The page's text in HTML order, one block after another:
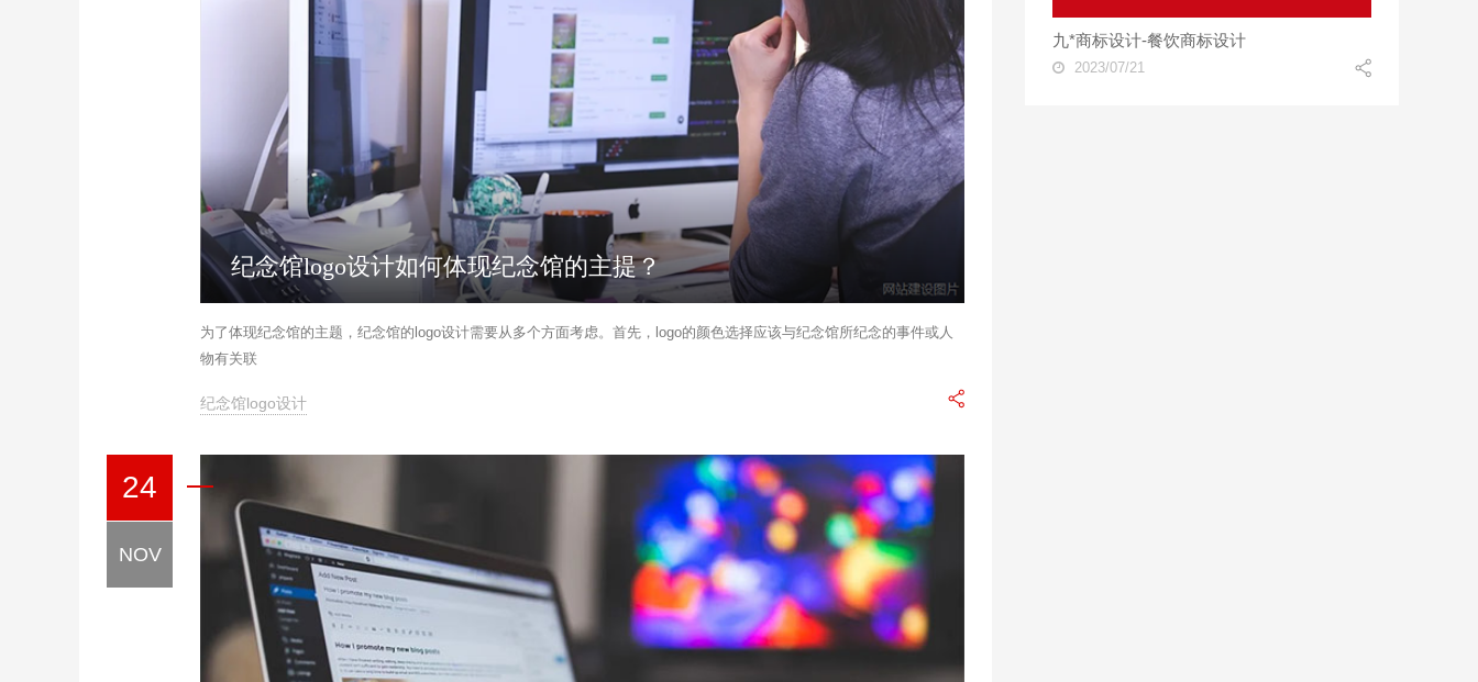
纪念馆logo设计如何体现纪念馆的主提？
为了体现纪念馆的主题，纪念馆的logo设计需要从多个方面考虑。首先，logo的颜色选择应该与纪念馆所纪念的事件或人
物有关联
纪念馆logo设计
24
NOV
九*商标设计-餐饮商标设计
2023/07/21